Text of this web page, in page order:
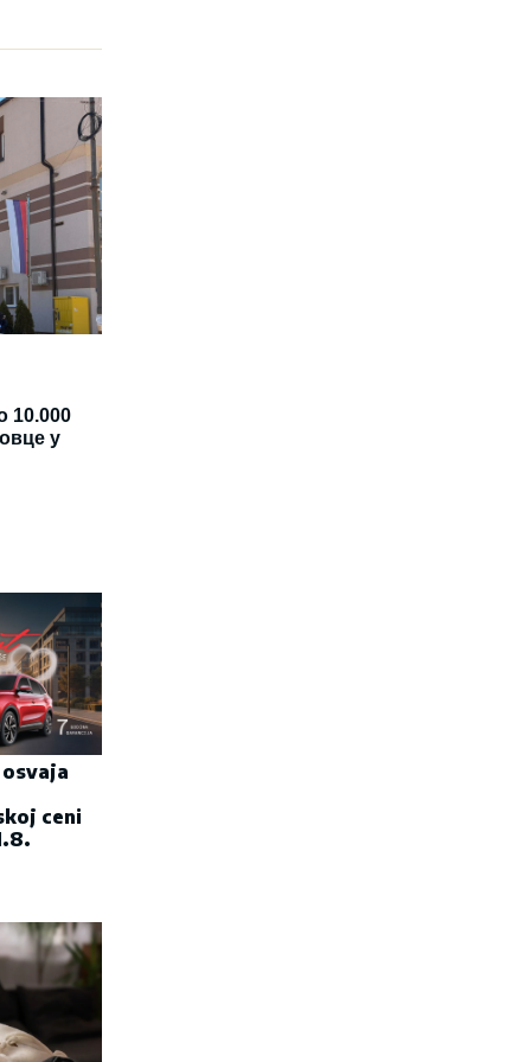
10.000
у
ceni